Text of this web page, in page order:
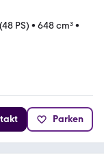
PS) • 648 cm³•
Parken